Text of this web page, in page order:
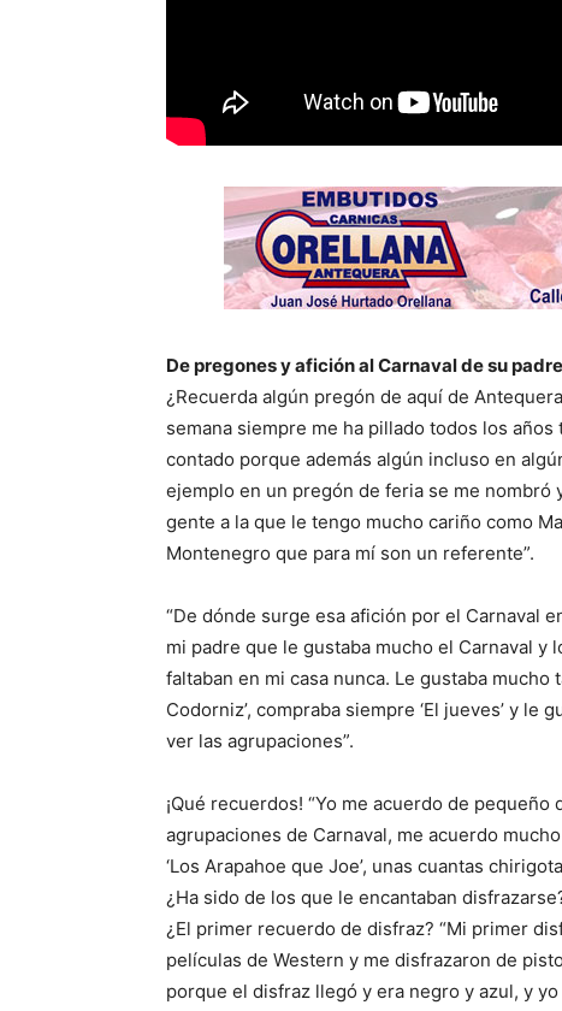
De pregones y afición al Carnaval de su padre
¿Recuerda algún pregón de aquí de
semana siempre me ha pillado todos los
contado porque además algún incluso en
ejemplo en un pregón de feria se me nombró
gente a la que le tengo mucho cariño como
Montenegro que para mí son un referente”.
“De dónde surge esa afición por el Carnaval
mi padre que le gustaba mucho el Carnaval
faltaban en mi casa nunca. Le gustaba mucho
Codorniz’, compraba siempre ‘El jueves’ y
ver las agrupaciones”.
¡Qué recuerdos! “Yo me acuerdo de
agrupaciones de Carnaval, me acuerdo
‘Los Arapahoe que Joe’, unas cuantas
¿Ha sido de los que le encantaban
¿El primer recuerdo de disfraz? “Mi primer
películas de Western y me disfrazaron de
porque el disfraz llegó y era negro y azul, y